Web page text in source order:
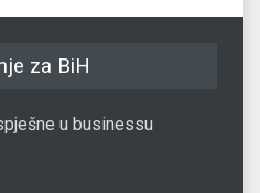
za BiH
u businessu